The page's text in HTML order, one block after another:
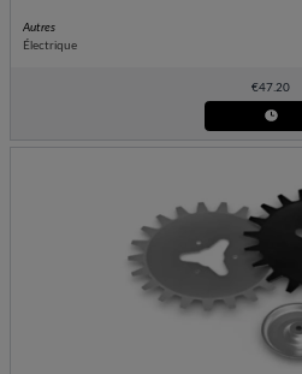
Autres
Électrique
€47.20